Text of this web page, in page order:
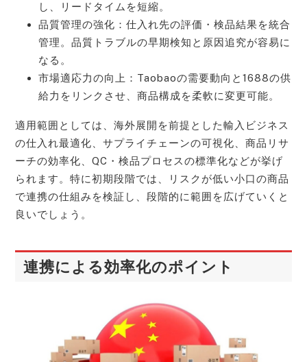
し、リードタイムを短縮。
品質管理の強化：仕入れ先の評価・検品結果を統合
管理。品質トラブルの早期検知と原因追究が容易に
なる。
市場適応力の向上：Taobaoの需要動向と1688の供
給力をリンクさせ、商品構成を柔軟に変更可能。
適用範囲としては、海外展開を前提とした輸入ビジネス
の仕入れ最適化、サプライチェーンの可視化、商品リサ
ーチの効率化、QC・検品プロセスの標準化などが挙げ
られます。特に初期段階では、リスクが低い小口の商品
で連携の仕組みを検証し、段階的に範囲を広げていくと
良いでしょう。
連携による効率化のポイント